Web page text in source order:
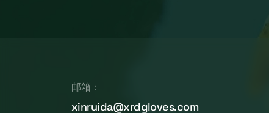
邮箱：
xinruida@xrdgloves.com